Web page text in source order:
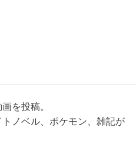
を投稿。
ノベル、ポケモン、雑記が